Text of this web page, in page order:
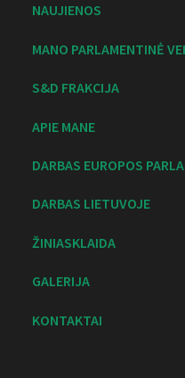
NAUJIENOS
MANO PARLAMENTINĖ
S&D FRAKCIJA
APIE MANE
DARBAS EUROPOS
DARBAS LIETUVOJE
ŽINIASKLAIDA
GALERIJA
KONTAKTAI